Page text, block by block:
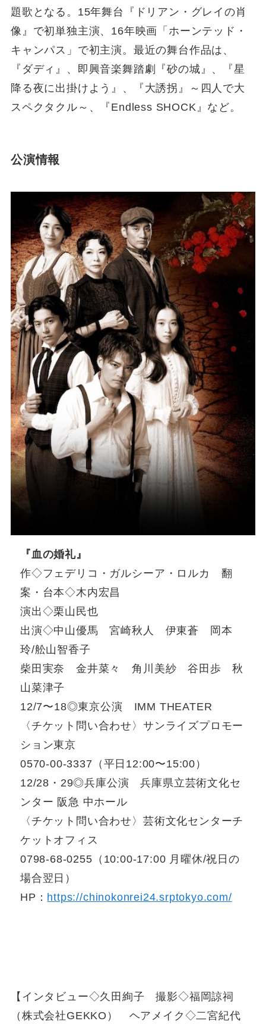
題歌となる。15年舞台『ドリアン・グレイの肖
像』で初単独主演、16年映画「ホーンテッド・
キャンパス」で初主演。最近の舞台作品は、
『ダディ』、即興音楽舞踏劇『砂の城』、『星
降る夜に出掛けよう』、『大誘拐』～四人で大
スペクタクル～、『Endless SHOCK』など。
公演情報
『血の婚礼』
作◇フェデリコ・ガルシーア・ロルカ 翻
案・台本◇木内宏昌
演出◇栗山民也
出演◇中山優馬 宮崎秋人 伊東蒼 岡本
玲/舩山智香子
柴田実奈 金井菜々 角川美紗 谷田歩 秋
山菜津子
12/7〜18◎東京公演 IMM THEATER
〈チケット問い合わせ〉サンライズプロモー
ション東京
0570-00-3337（平日12:00〜15:00）
12/28・29◎兵庫公演 兵庫県立芸術文化セ
ンター 阪急 中ホール
〈チケット問い合わせ〉芸術文化センターチ
ケットオフィス
0798-68-0255（10:00-17:00 月曜休/祝日の
場合翌日）
HP： https://chinokonrei24.srptokyo.com/
【インタビュー◇久田絢子 撮影◇福岡諒祠
（株式会社GEKKO） ヘアメイク◇二宮紀代